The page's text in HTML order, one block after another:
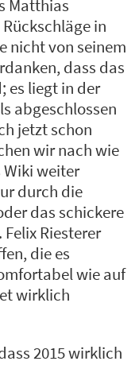
Matthias
in
nicht von seinem
dass das
es liegt in der
abgeschlossen
jetzt schon
wir nach wie
Wiki weiter
durch die
das schickere
Riesterer
die es
wie auf
wirklich
2015 wirklich